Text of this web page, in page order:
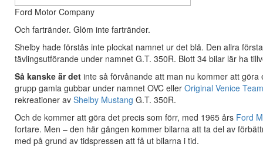
Ford Motor Company
Och fartränder. Glöm inte fartränder.
Shelby hade förstås inte plockat namnet ur det blå. Den allra
tävlingsutförande under namnet G.T. 350R. Blott 34 bilar lär ha
Så kanske är det inte så förvånande att man nu kommer att
grupp gamla gubbar under namnet OVC eller Original Venice Team
rekreationer av Shelby Mustang G.T. 350R.
Och de kommer att göra det precis som förr, med 1965 års Ford
fortare. Men – den här gången kommer bilarna att ta del av
med på grund av tidspressen att få ut bilarna i tid.